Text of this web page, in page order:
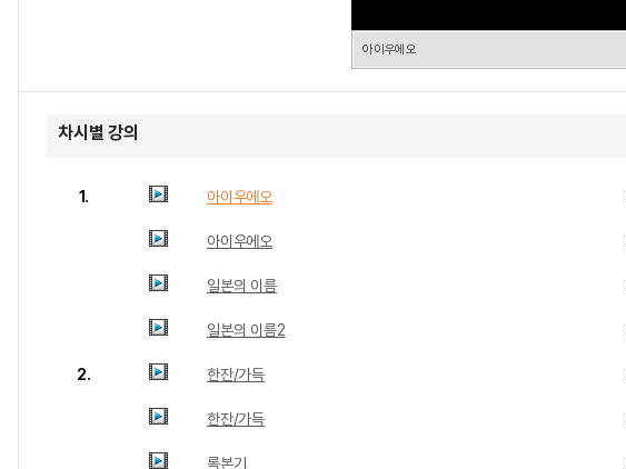
아이우에오
차시별 강의
1. 아이우에오
아이우에오
일본의 이름
일본의 이름2
2. 한잔/가득
한잔/가득
록본기